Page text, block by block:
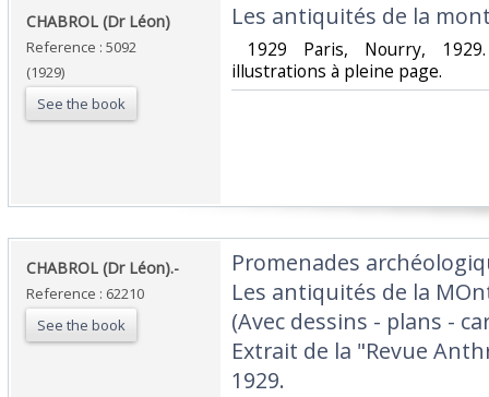
‎CHABROL (Dr Léon)‎
Reference : 5092
(1929)
See the book
‎Les antiquités de la
1929 Paris, Nourry,
illustrations à pleine page. ‎
‎CHABROL (Dr Léon).-‎
Reference : 62210
See the book
‎Promenades
Les antiquités de la
(Avec dessins - plans -
Extrait de la "Revue
1929.‎